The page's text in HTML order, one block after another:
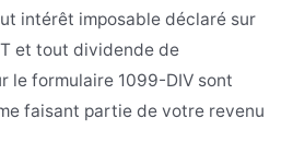
intérêt imposable déclaré sur
et tout dividende de
le formulaire 1099-DIV sont
faisant partie de votre revenu